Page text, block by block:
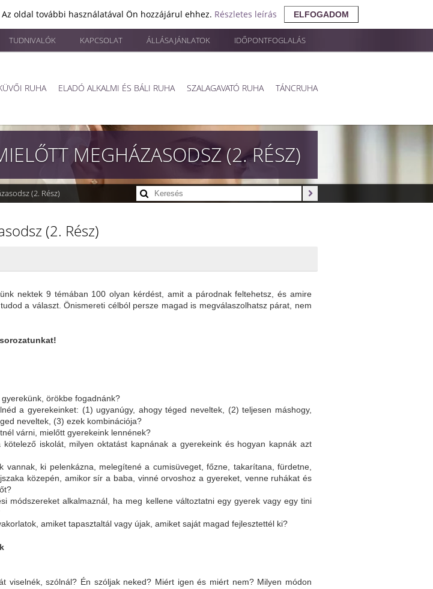
oldal további használatával Ön hozzájárul ehhez. Részletes leírás ELFOGADOM
IDŐPONTFOGLALÁS
ÁLLÁSAJÁNLATOK
KAPCSOLAT
TUDNIVALÓK
RUHA ELADÓ ALKALMI ÉS BÁLI RUHA SZALAGAVATÓ RUHA TÁNCRUHA
MEGHÁZASODSZ (2. RÉSZ)
(2. Rész)
(2. Rész)
nektek 9 témában 100 olyan kérdést, amit a párodnak feltehetsz, és amire
a választ. Önismereti célból persze magad is megválaszolhatsz párat, nem
örökbe fogadnánk?
a gyerekeinket: (1) ugyanúgy, ahogy téged neveltek, (2) teljesen máshogy,
neveltek, (3) ezek kombinációja?
várni, mielőtt gyerekeink lennének?
kötelező iskolát, milyen oktatást kapnának a gyerekeink és hogyan kapnák azt
vannak, ki pelenkázna, melegítené a cumisüveget, főzne, takarítana, fürdetne,
közepén, amikor sír a baba, vinné orvoshoz a gyereket, venne ruhákat és
módszereket alkalmaznál, ha meg kellene változtatni egy gyerek vagy egy tini
amiket tapasztaltál vagy újak, amiket saját magad fejlesztettél ki?
viselnék, szólnál? Én szóljak neked? Miért igen és miért nem? Milyen módon